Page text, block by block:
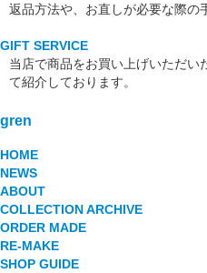
返品方法や、お直しが必要な際の
GIFT SERVICE
当店で商品をお買い上げいただい
て紹介しております。
gren
HOME
NEWS
ABOUT
COLLECTION ARCHIVE
ORDER MADE
RE-MAKE
SHOP GUIDE